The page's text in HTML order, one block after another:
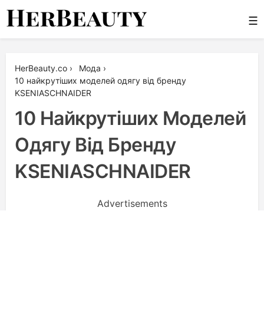
Skip
☰
HerBeauty.co › Мода ›
10 найкрутіших моделей одягу від бренду
KSENIASCHNAIDER
10 Найкрутіших Моделей
Одягу Від Бренду
KSENIASCHNAIDER
Advertisements